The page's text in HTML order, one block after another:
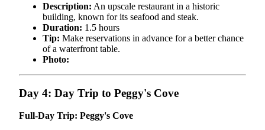
Description: An upscale restaurant in a historic
building, known for its seafood and steak.
Duration: 1.5 hours
Tip: Make reservations in advance for a better chance
of a waterfront table.
Photo:
Day 4: Day Trip to Peggy's Cove
Full-Day Trip: Peggy's Cove